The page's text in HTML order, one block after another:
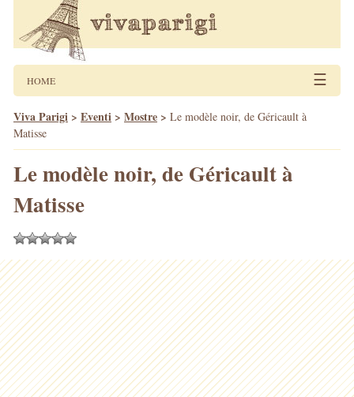
HOME ☰
Viva Parigi > Eventi > Mostre > Le modèle noir, de Géricault à
Matisse
Le modèle noir, de Géricault à
Matisse